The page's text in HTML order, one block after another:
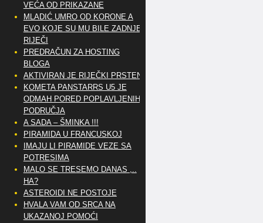
VEĆA OD PRIKAZANE
MLADIĆ UMRO OD KORONE A
EVO KOJE SU MU BILE ZADNJE
RIJEČI
PREDRAČUN ZA HOSTING
BLOGA
AKTIVIRAN JE RIJEČKI PRSTEN
KOMETA PANSTARRS U5 JE
ODMAH PORED POPLAVLJENIH
PODRUČJA
A SADA – ŠMINKA !!!
PIRAMIDA U FRANCUSKOJ
IMAJU LI PIRAMIDE VEZE SA
POTRESIMA
MALO SE TRESEMO DANAS ,..
HA?
ASTEROIDI NE POSTOJE
HVALA VAM OD SRCA NA
UKAZANOJ POMOĆI